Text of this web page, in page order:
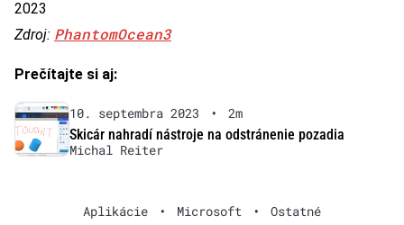
2023
Zdroj: PhantomOcean3
Prečítajte si aj:
10. septembra 2023 •
2m
Skicár nahradí nástroje na odstránenie pozadia
Michal Reiter
Aplikácie • Microsoft • Ostatné